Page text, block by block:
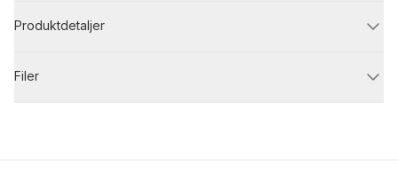
Produktdetaljer
Filer